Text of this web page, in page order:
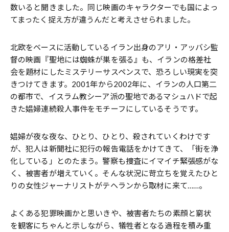
数いると聞きました。同じ映画のキャラクターでも国によっ
てまったく捉え方が違うんだと考えさせられました。
北欧をベースに活動しているイラン出身のアリ・アッバシ監
督の映画『聖地には蜘蛛が巣を張る』も、イランの格差社
会を題材にしたミステリーサスペンスで、恐ろしい現実を突
きつけてきます。2001年から2002年に、イランの人口第二
の都市で、イスラム教シーア派の聖地であるマシュハドで起
きた娼婦連続殺人事件をモチーフにしているそうです。
娼婦が夜な夜な、ひとり、ひとり、殺されていくわけです
が、犯人は新聞社に犯行の報告電話をかけてきて、「街を浄
化している」とのたまう。警察も捜査にイマイチ緊張感がな
く、被害者が増えていく。そんな状況に苛立ちを覚えたひと
りの女性ジャーナリストがテヘランから取材に来て……。
よくある犯罪映画かと思いきや、被害者たちの素顔と窮状
を観客にちゃんと示しながら、犠牲者となる過程を積み重